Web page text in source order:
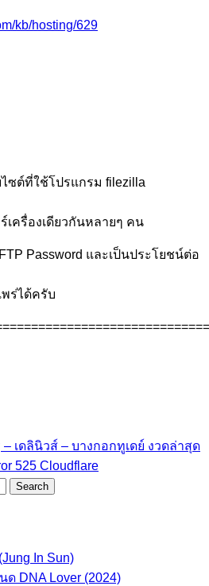
kb/hosting/629
ซต์ที่ใช้โปรแกรม filezilla
ครื่องเดียวกันหลายๆ คน
Password และเป็นประโยชน์ต่อ
ร่ได้ครับ
เดลินิวส์ – บางกอกทูเดย์ งวดล่าสุด
525 Cloudflare
In Sun)
DNA Lover (2024)